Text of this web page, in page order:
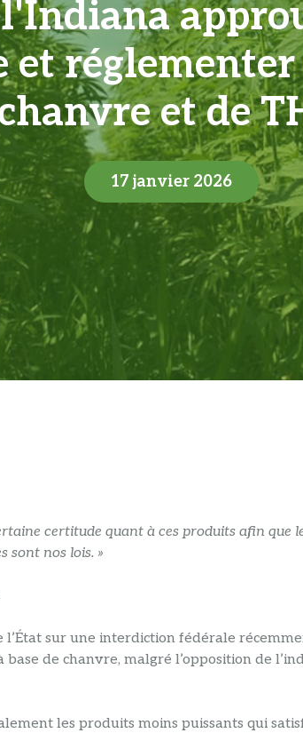
réglementer
et de
17 janvier 2026
certitude quant à ces produits afin que
sont nos lois. »
l’État sur une interdiction fédérale
de chanvre, malgré l’opposition de
les produits moins puissants qui